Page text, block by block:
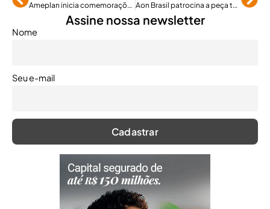
Ameplan inicia comemorações do 18º aniversário Aon Brasil patrocina a peça teatral O Santo e a Porca
Assine nossa newsletter
Nome
Seu e-mail